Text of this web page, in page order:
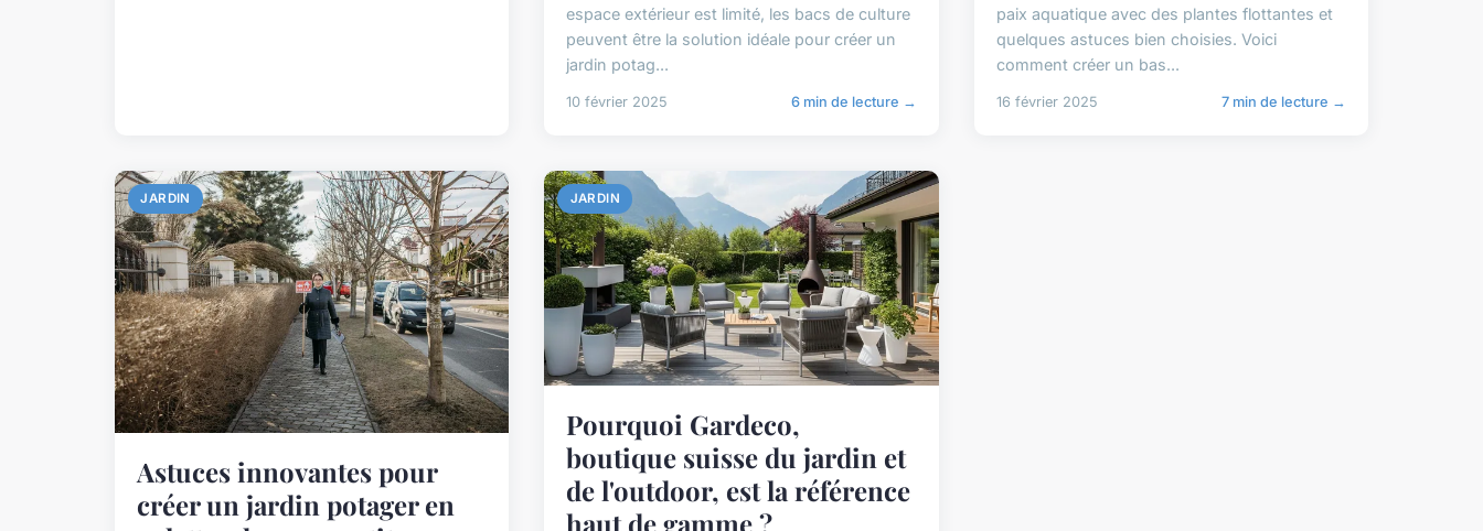
espace extérieur est limité, les bacs de culture
peuvent être la solution idéale pour créer un
jardin potag...
10 février 2025 6 min de lecture →
paix aquatique avec des plantes flottantes et
quelques astuces bien choisies. Voici
comment créer un bas...
16 février 2025 7 min de lecture →
JARDIN
Astuces innovantes pour
créer un jardin potager en
JARDIN
Pourquoi Gardeco,
boutique suisse du jardin et
de l'outdoor, est la référence
haut de gamme ?